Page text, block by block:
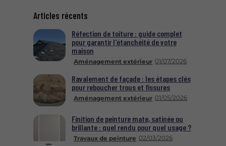
Articles récents
Aménagement extérieur 01/07/2026
Réfection de toiture : guide complet
pour garantir l'étanchéité de votre
maison
Aménagement extérieur 01/05/2026
Ravalement de façade : les étapes clés
pour reboucher trous et fissures
Travaux de peinture 02/03/2026
Finition de peinture mate, satinée ou
brillante : quel rendu pour quel usage ?